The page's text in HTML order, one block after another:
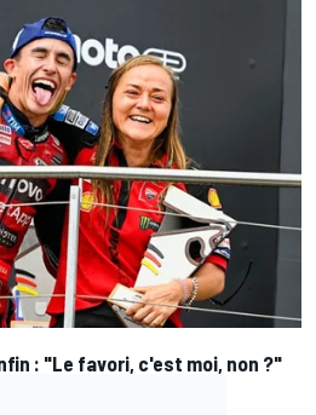
: "Le favori, c'est moi, non ?"